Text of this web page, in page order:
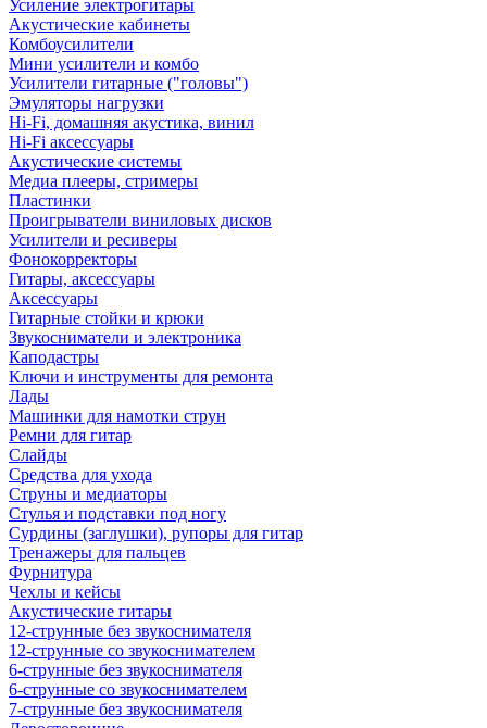
Усиление электрогитары
Акустические кабинеты
Комбоусилители
Мини усилители и комбо
Усилители гитарные ("головы")
Эмуляторы нагрузки
Hi-Fi, домашняя акустика, винил
Hi-Fi аксессуары
Акустические системы
Медиа плееры, стримеры
Пластинки
Проигрыватели виниловых дисков
Усилители и ресиверы
Фонокорректоры
Гитары, аксессуары
Аксессуары
Гитарные стойки и крюки
Звукосниматели и электроника
Каподастры
Ключи и инструменты для ремонта
Лады
Машинки для намотки струн
Ремни для гитар
Слайды
Средства для ухода
Струны и медиаторы
Стулья и подставки под ногу
Сурдины (заглушки), рупоры для гитар
Тренажеры для пальцев
Фурнитура
Чехлы и кейсы
Акустические гитары
12-струнные без звукоснимателя
12-струнные со звукоснимателем
6-струнные без звукоснимателя
6-струнные со звукоснимателем
7-струнные без звукоснимателя